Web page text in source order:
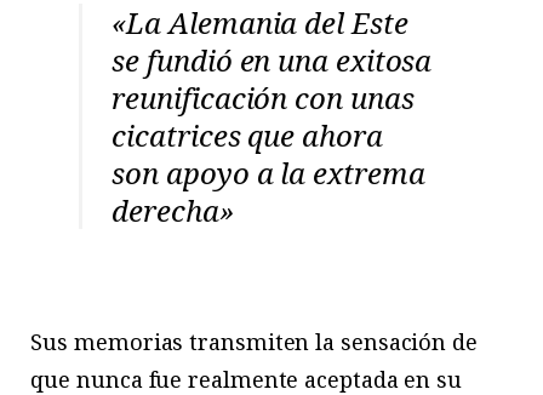
«La Alemania del Este
se fundió en una exitosa
reunificación con unas
cicatrices que ahora
son apoyo a la extrema
derecha»
Sus memorias transmiten la sensación de
que nunca fue realmente aceptada en su